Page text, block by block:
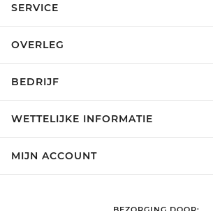
SERVICE
OVERLEG
BEDRIJF
WETTELIJKE INFORMATIE
MIJN ACCOUNT